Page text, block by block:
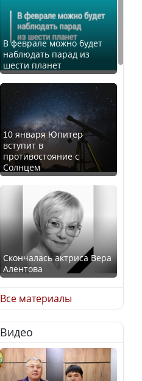
В феврале можно будет
наблюдать парад из
шести планет
10 января Юпитер
вступит в
противостояние с
Солнцем
Скончалась актриса Вера
Алентова
В РФ вынесен заочный
приговор по уголовному
делу об убийстве Игоря
Талькова
Все материалы
Видео